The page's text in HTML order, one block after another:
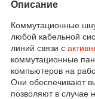
Описание
Коммутационные
любой кабельной
линий связи с
коммутационные
компьютеров на
Они обеспечивают
позволяют в случае